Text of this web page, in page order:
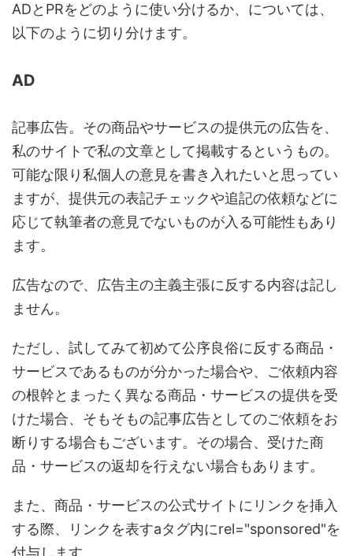
ADとPRをどのように使い分けるか、については、
以下のように切り分けます。
AD
記事広告。その商品やサービスの提供元の広告を、
私のサイトで私の文章として掲載するというもの。
可能な限り私個人の意見を書き入れたいと思ってい
ますが、提供元の表記チェックや追記の依頼などに
応じて執筆者の意見でないものが入る可能性もあり
ます。
広告なので、広告主の主義主張に反する内容は記し
ません。
ただし、試してみて初めて公序良俗に反する商品・
サービスであるものが分かった場合や、ご依頼内容
の根幹とまったく異なる商品・サービスの提供を受
けた場合、そもそもの記事広告としてのご依頼をお
断りする場合もございます。その場合、受けた商
品・サービスの返却を行えない場合もあります。
また、商品・サービスの公式サイトにリンクを挿入
する際、リンクを表すaタグ内にrel="sponsored"を
付与します。